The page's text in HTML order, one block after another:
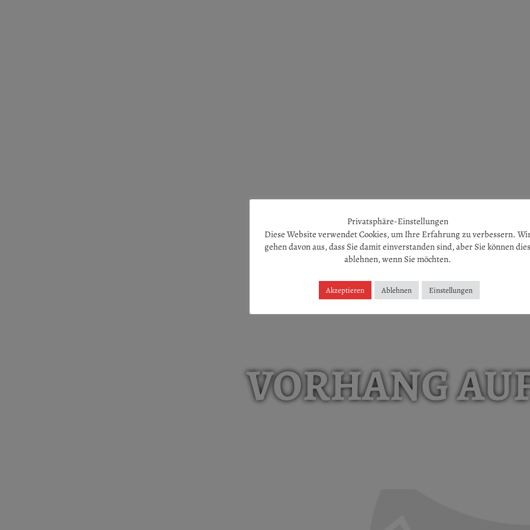
VORHANG
Privatsphäre-Einstellungen
Diese Website verwendet Cookies, um Ihre Erfahrung zu verbessern.
gehen davon aus, dass Sie damit einverstanden sind, aber Sie können dies
ablehnen, wenn Sie möchten.
Akzeptieren Ablehnen Einstellungen